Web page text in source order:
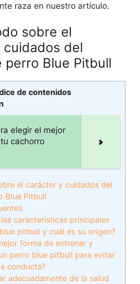
raza en nuestro artículo.
sobre el
del
perro Blue Pitbull
de contenidos
elegir el mejor
cachorro
el carácter y cuidados del
Blue Pitbull
las características principales
pitbull y cuál es su origen?
forma de entrenar y
perro blue pitbull para evitar
conducta?
adecuadamente de la salud